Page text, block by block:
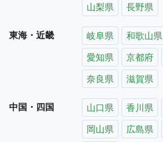
山梨県
長野県
東海・近畿 岐阜県 和歌山県
愛知県
京都府
奈良県
滋賀県
中国・四国 山口県 香川県
岡山県
広島県